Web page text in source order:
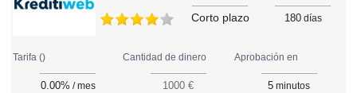
Corto plazo 180días
Tarifa ()
0.00% / mes
Cantidad de dinero
1000 €
Aprobación en
5 minutos